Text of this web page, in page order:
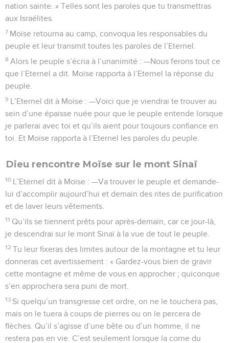
nation sainte. » Telles sont les paroles que tu transmettras
aux Israélites.
7 Moïse retourna au camp, convoqua les responsables du
peuple et leur transmit toutes les paroles de l’Eternel.
8 Alors le peuple s’écria à l’unanimité : —Nous ferons tout ce
que l’Eternel a dit. Moïse rapporta à l’Eternel la réponse du
peuple.
9 L’Eternel dit à Moïse : —Voici que je viendrai te trouver au
sein d’une épaisse nuée pour que le peuple entende lorsque
je parlerai avec toi et qu’ils aient pour toujours confiance en
toi. Et Moïse rapporta à l’Eternel les paroles du peuple.
Dieu rencontre Moïse sur le mont Sinaï
10 L’Eternel dit à Moïse : —Va trouver le peuple et demande-
lui d’accomplir aujourd’hui et demain des rites de purification
et de laver leurs vêtements.
11 Qu’ils se tiennent prêts pour après-demain, car ce jour-là,
je descendrai sur le mont Sinaï à la vue de tout le peuple.
12 Tu leur fixeras des limites autour de la montagne et tu leur
donneras cet avertissement : « Gardez-vous bien de gravir
cette montagne et même de vous en approcher ; quiconque
s’en approchera sera puni de mort.
13 Si quelqu’un transgresse cet ordre, on ne le touchera pas,
mais on le tuera à coups de pierres ou on le percera de
flèches. Qu’il s’agisse d’une bête ou d’un homme, il ne
restera pas en vie. C’est seulement lorsque la corne du